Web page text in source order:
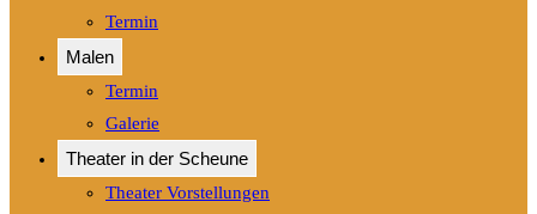
Termin
Malen
Termin
Galerie
Theater in der Scheune
Theater Vorstellungen